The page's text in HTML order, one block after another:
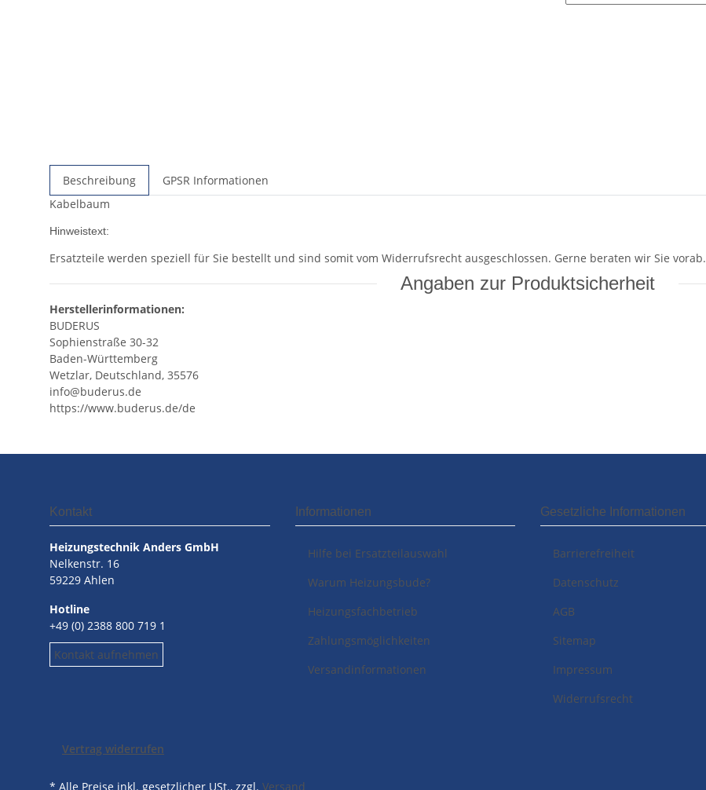
Beschreibung
GPSR Informationen
Kabelbaum
Hinweistext:
Ersatzteile werden speziell für Sie bestellt und sind somit vom Widerrufsrecht ausgeschlossen. Gerne beraten wir Sie vorab.
Angaben zur Produktsicherheit
Herstellerinformationen:
BUDERUS
Sophienstraße 30-32
Baden-Württemberg
Wetzlar, Deutschland, 35576
info@buderus.de
https://www.buderus.de/de
Kontakt
Heizungstechnik Anders GmbH
Nelkenstr. 16
59229 Ahlen
Hotline
+49 (0) 2388 800 719 1
Kontakt aufnehmen
Informationen
Hilfe bei Ersatzteilauswahl
Warum Heizungsbude?
Heizungsfachbetrieb
Zahlungsmöglichkeiten
Versandinformationen
Gesetzliche Informationen
Barrierefreiheit
Datenschutz
AGB
Sitemap
Impressum
Widerrufsrecht
Vertrag widerrufen
* Alle Preise inkl. gesetzlicher USt., zzgl. Versand